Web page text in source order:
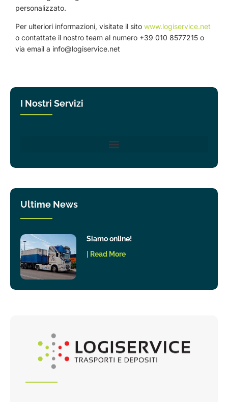
personalizzato.
Per ulteriori informazioni, visitate il sito www.logiservice.net
o contattate il nostro team al numero +39 010 8577215 o
via email a info@logiservice.net
I Nostri Servizi
Ultime News
Siamo online!
| Read More